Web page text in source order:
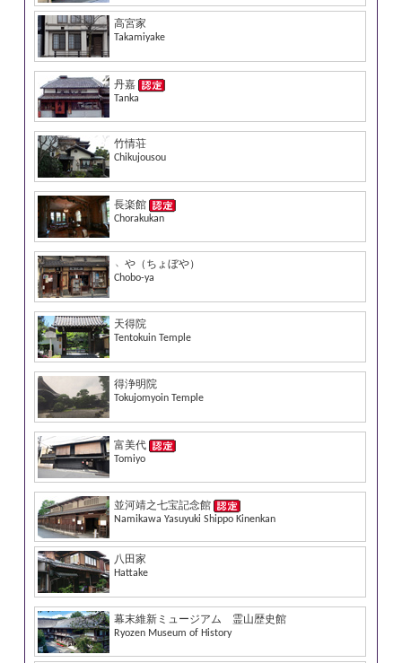
高宮家
Takamiyake
丹嘉
Tanka
竹情荘
Chikujousou
長楽館
Chorakukan
﹅や（ちょぼや）
Chobo-ya
天得院
Tentokuin Temple
得浄明院
Tokujomyoin Temple
富美代
Tomiyo
並河靖之七宝記念館
Namikawa Yasuyuki Shippo Kinenkan
八田家
Hattake
幕末維新ミュージアム 霊山歴史館
Ryozen Museum of History